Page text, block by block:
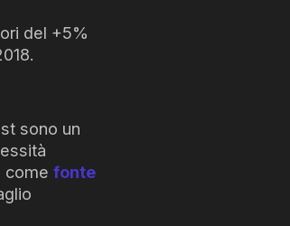
del +5%
sono un
come fonte